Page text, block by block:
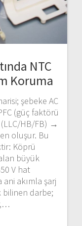
NTC
Koruma
şebeke AC
(güç faktörü
HB/FB) →
oluşur. Bu
Köprü
büyük
V hat
akımla şarj
bilinen darbe;